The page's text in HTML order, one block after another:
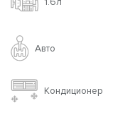
Авто
Кондиционер